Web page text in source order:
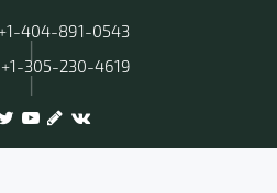
404-891-0543
|
305-230-4619
|